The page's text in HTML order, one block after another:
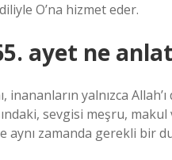
O’na hizmet eder.
ayet ne
yalnızca
sevgisi meşru,
aynı zamanda gerekli bir